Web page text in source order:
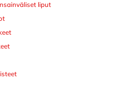
liput